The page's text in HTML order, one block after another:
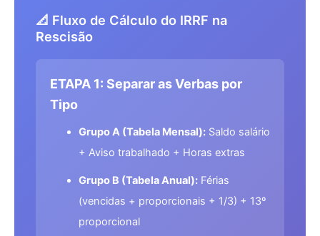
📐 Fluxo de Cálculo do IRRF na
Rescisão
ETAPA 1: Separar as Verbas por
Tipo
Grupo A (Tabela Mensal): Saldo salário
+ Aviso trabalhado + Horas extras
Grupo B (Tabela Anual): Férias
(vencidas + proporcionais + 1/3) + 13º
proporcional